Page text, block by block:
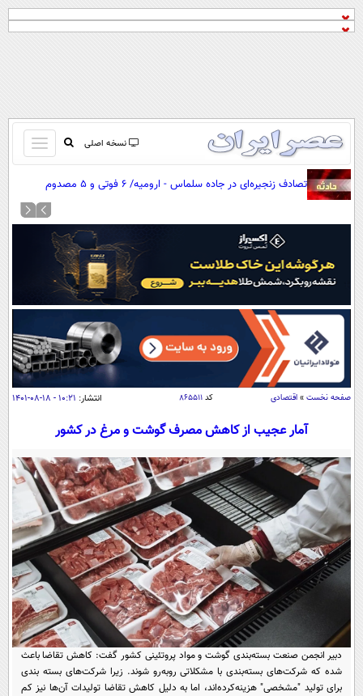
نسخه اصلی
باز
و
کردن
منو
صفحه اول
آرشیو
نظرسنجی
آب و هوا
اوقات شرعی
سواد زندگی
اقتصاد
اقتصادی
جامعه
حوادث
سلامت
یک برش دانایی
محیط زیست
سفر و تفریح
بین الملل
سیاست خارجی
فرهنگ و هنر
علم و دانش
فناوری و It
علمی
اخبار کریپتو
قرآن
گوناگون
سرگرمی
باشگاه مغز
مجله تصویری سلاح
فیلم
اقتصاد
ورزش
عصر ایران 2
خواندنی ها و دیدنی ها
آموزش زبان
تصادف زنجیره‌ای در جاده سلماس - ارومیه/ ۶ فوتی و ۵ مصدوم
صفحه نخست » اقتصادی کد۸۶۵۵۱۱ انتشار: ۱۰:۲۱ - ۱۸-۰۸-۱۴۰۱
آمار عجیب از کاهش مصرف گوشت و مرغ در کشور
دبیر انجمن صنعت بسته‌بندی گوشت و مواد پروتئینی کشور گفت: کاهش تقاضا باعث
شده که شرکت‌های بسته‌بندی با مشکلاتی روبه‌رو شوند. زیرا شرکت‌های بسته بندی
برای تولید "مشخصی" هزینه‌کرده‌اند، اما به دلیل کاهش تقاضا تولیدات آن‌ها نیز کم